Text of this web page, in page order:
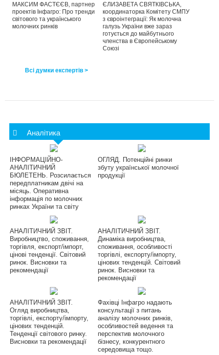
МАКСИМ ФАСТЄЄВ, партнер
проектів Інфагро: Про тренди
світового та українського
молочних ринків
ЄЛИЗАВЕТА СВЯТКІВСЬКА,
координаторка Комітету СМПУ
з євроінтеграції: Як молочна
галузь України вже зараз
готується до майбутнього
членства в Європейському
Союзі
Всі думки експертів >
Аналітика
ІНФОРМАЦІЙНО-
АНАЛІТИЧНИЙ
БЮЛЕТЕНЬ. Розсилається
передплатникам двічі на
місяць. Оперативна
інформація по молочних
ринках України та світу
ОГЛЯД. Потенційні ринки
збуту української молочної
продукції
АНАЛІТИЧНИЙ ЗВІТ.
Виробництво, споживання,
торгівля, експорт/імпорт,
цінові тенденції. Світовий
ринок. Висновки та
рекомендації
АНАЛІТИЧНИЙ ЗВІТ.
Динаміка виробництва,
споживання, особливості
торгівлі, експорту/імпорту,
цінових тенденцій. Світовий
ринок. Висновки та
рекомендації
АНАЛІТИЧНИЙ ЗВІТ.
Огляд виробництва,
торгівлі, експорту/імпорту,
цінових тенденцій.
Тенденції світового ринку.
Висновки та рекомендації
Фахівці Інфагро надають
консультації з питань
аналізу молочних ринків,
особливостей ведення та
перспектив молочного
бізнесу, конкурентного
середовища тощо.